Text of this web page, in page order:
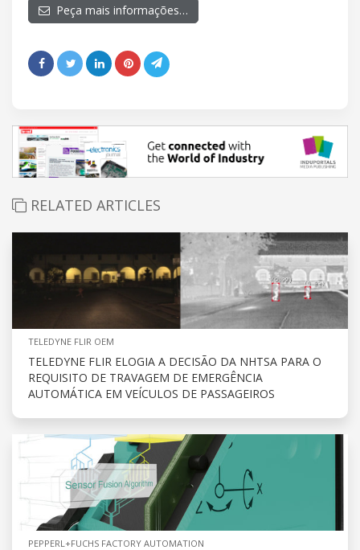
Peça mais informações…
RELATED ARTICLES
TELEDYNE FLIR OEM
TELEDYNE FLIR ELOGIA A DECISÃO DA NHTSA PARA O
REQUISITO DE TRAVAGEM DE EMERGÊNCIA
AUTOMÁTICA EM VEÍCULOS DE PASSAGEIROS
PEPPERL+FUCHS FACTORY AUTOMATION